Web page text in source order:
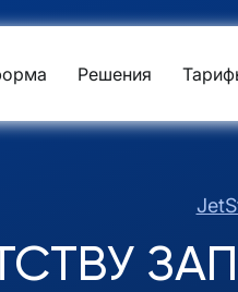
Решения